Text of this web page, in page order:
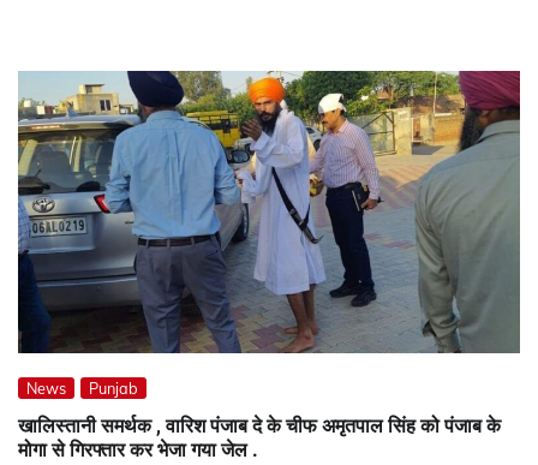
News Punjab
खालिस्तानी समर्थक , वारिश पंजाब दे के चीफ अमृतपाल सिंह को पंजाब के
मोगा से गिरफ्तार कर भेजा गया जेल .